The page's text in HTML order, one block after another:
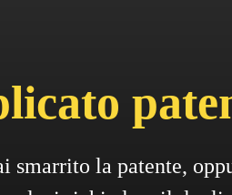
smarrito la patente,